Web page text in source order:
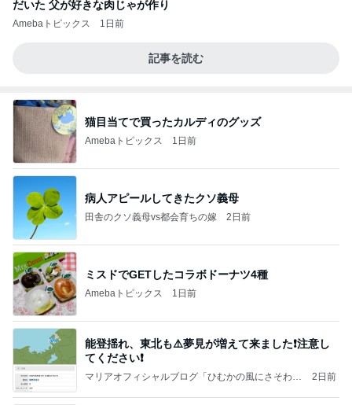
だいた 父が好きな肉じゃが作り
Amebaトピックス 1日前
記事を読む
猫目当てで買ったカルディのグッズ
Amebaトピックス 1日前
病人アピールしてきたクソ義母
田舎のクソ義母vs都会育ちの嫁 2日前
ミスドでGETしたコラボドーナツ4種
Amebaトピックス 1日前
能登揺れ、東北も⚠️夢見が増えて来ました❗️注意し
てください❗️
マリアオフィシャルブログ「ひむかの風にさそわれ
2日前